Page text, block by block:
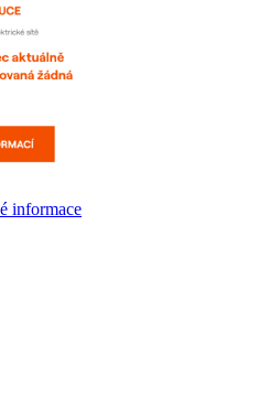
informace